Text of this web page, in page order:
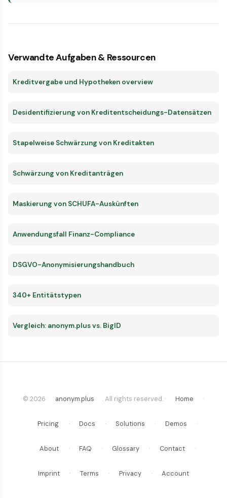
Verwandte Aufgaben & Ressourcen
Kreditvergabe und Hypotheken overview
Desidentifizierung von Kreditentscheidungs-Datensätzen
Stapelweise Schwärzung von Kreditakten
Schwärzung von Kreditanträgen
Maskierung von SCHUFA-Auskünften
Anwendungsfall Finanz-Compliance
DSGVO-Anonymisierungshandbuch
340+ Entitätstypen
Vergleich: anonym.plus vs. BigID
© 2026 anonym.plus . All rights reserved. · Home ·
Pricing · Docs · Solutions · Demos ·
About · FAQ · Glossary · Contact ·
Imprint · Terms · Privacy · Account